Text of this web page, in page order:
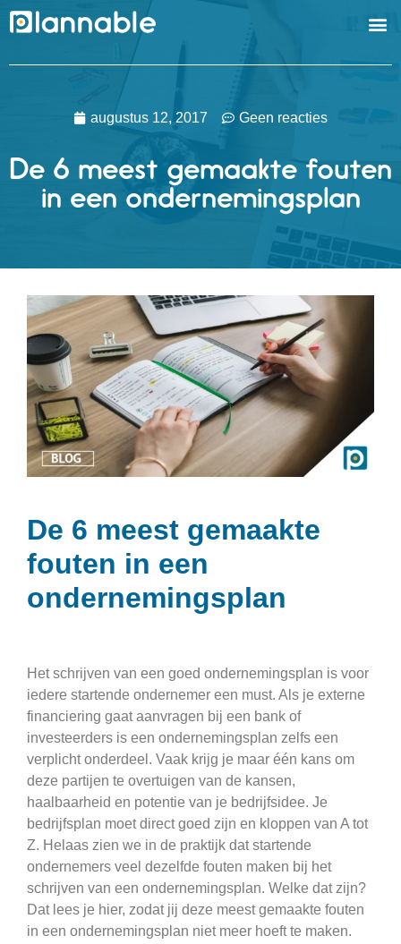
augustus 12, 2017 Geen reacties
De 6 meest gemaakte fouten
in een ondernemingsplan
De 6 meest gemaakte
fouten in een
ondernemingsplan
Het schrijven van een goed ondernemingsplan is voor
iedere startende ondernemer een must. Als je externe
financiering gaat aanvragen bij een bank of
investeerders is een ondernemingsplan zelfs een
verplicht onderdeel. Vaak krijg je maar één kans om
deze partijen te overtuigen van de kansen,
haalbaarheid en potentie van je bedrijfsidee. Je
bedrijfsplan moet direct goed zijn en kloppen van A tot
Z. Helaas zien we in de praktijk dat startende
ondernemers veel dezelfde fouten maken bij het
schrijven van een ondernemingsplan. Welke dat zijn?
Dat lees je hier, zodat jij deze meest gemaakte fouten
in een ondernemingsplan niet meer hoeft te maken.